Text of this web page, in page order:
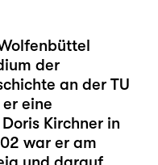
der
an der TU
eine
Kirchner in
war er am